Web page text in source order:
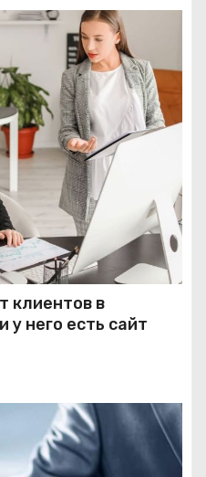
клиентов в
него есть сайт